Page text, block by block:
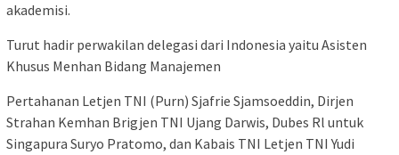
akademisi.
Turut hadir perwakilan delegasi dari Indonesia yaitu Asisten
Khusus Menhan Bidang Manajemen
Pertahanan Letjen TNI (Purn) Sjafrie Sjamsoeddin, Dirjen
Strahan Kemhan Brigjen TNI Ujang Darwis, Dubes Rl untuk
Singapura Suryo Pratomo, dan Kabais TNI Letjen TNI Yudi